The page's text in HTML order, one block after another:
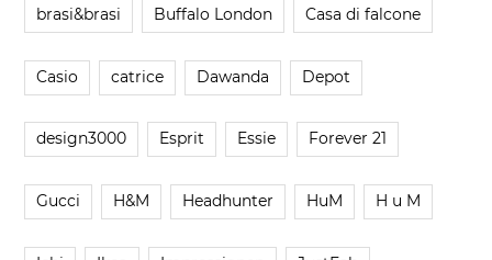
brasi&brasi Buffalo London Casa di falcone
Casio catrice Dawanda Depot
design3000 Esprit Essie Forever 21
Gucci H&M Headhunter HuM H u M